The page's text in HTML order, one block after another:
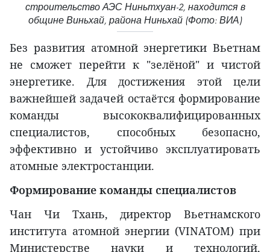
строительство АЭС Ниньтхуан-2, находится в
общине Виньхай, района Ниньхай (Фото: ВИА)
Без развития атомной энергетики Вьетнам
не сможет перейти к "зелёной" и чистой
энергетике. Для достижения этой цели
важнейшей задачей остаётся формирование
команды высококвалифицированных
специалистов, способных безопасно,
эффективно и устойчиво эксплуатировать
атомные электростанции.
Формирование команды специалистов
Чан Чи Тхань, директор Вьетнамского
института атомной энергии (VINATOM) при
Министерстве науки и технологий,